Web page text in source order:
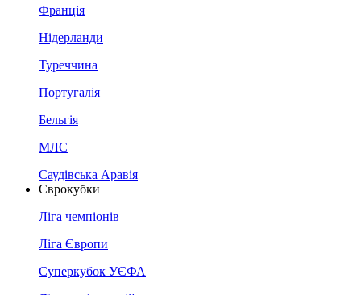
Франція
Нідерланди
Туреччина
Португалія
Бельгія
МЛС
Саудівська Аравія
Єврокубки
Ліга чемпіонів
Ліга Європи
Суперкубок УЄФА